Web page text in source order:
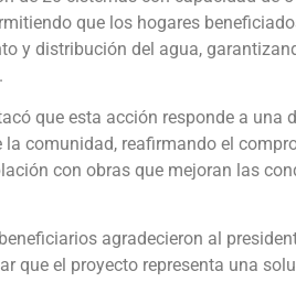
que los hogares
y distribución del agua,
que esta acción responde a una
comunidad, reafirmando el
con obras que mejoran las
agradecieron al
que el proyecto representa una